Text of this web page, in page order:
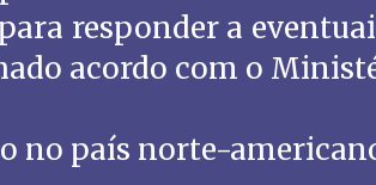
responder a
acordo com o
no país norte-